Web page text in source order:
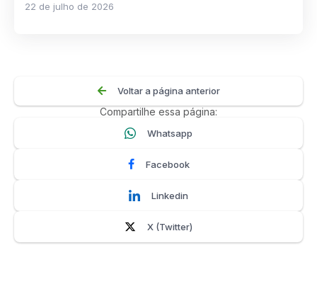
22 de julho de 2026
Voltar a página anterior
Compartilhe essa página:
Whatsapp
Facebook
Linkedin
X (Twitter)